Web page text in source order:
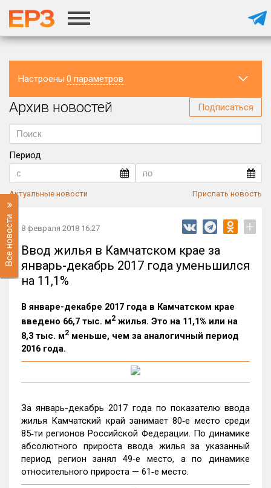
Настроены 0 параметров
Регион
Архив новостей Подписаться
Период
Актуальные новости Прислать новость
Все новости 8 февраля 2018 16:27 +
Ввод жилья в Камчатском крае за
январь-декабрь 2017 года уменьшился
на 11,1%
В январе-декабре 2017 года в Камчатском крае
введено 66,7 тыс. м2 жилья. Это на 11,1% или на
8,3 тыс. м2 меньше, чем за аналогичный период
2016 года.
За январь-декабрь 2017 года по показателю ввода
жилья Камчатский край занимает 80‑е место среди
85‑ти регионов Российской Федерации. По динамике
абсолютного прироста ввода жилья за указанный
период регион занял 49‑е место, а по динамике
относительного прироста — 61‑е место.